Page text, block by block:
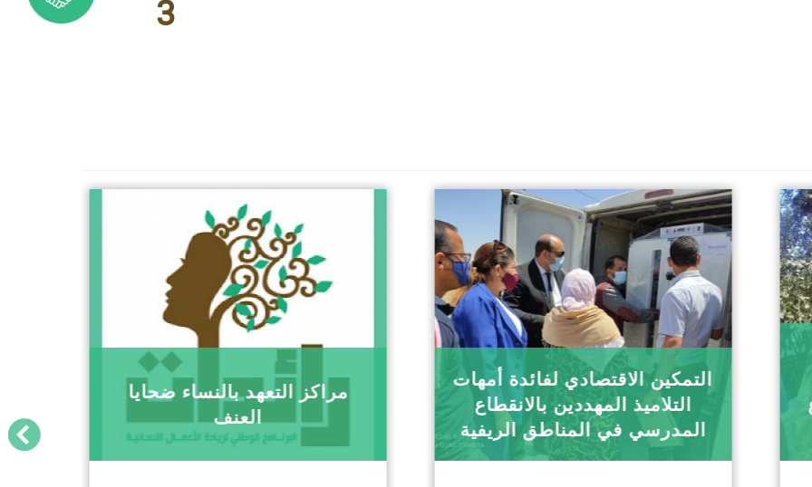
3
مراكز التعهد بالنساء ضحايا
العنف
التمكين الاقتصادي لفائدة أمهات
التلاميذ المهددين بالانقطاع
المدرسي في المناطق الريفية